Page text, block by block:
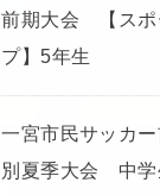
前期大会 【スポ
プ】5年生
一宮市民サッカ
別夏季大会 中